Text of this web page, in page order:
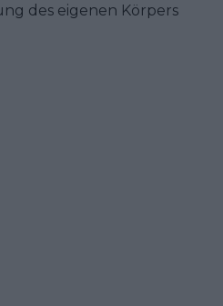
des eigenen Körpers